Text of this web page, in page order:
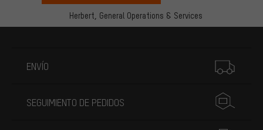
Herbert, General Operations & Services
ENVÍO
SEGUIMIENTO DE PEDIDOS